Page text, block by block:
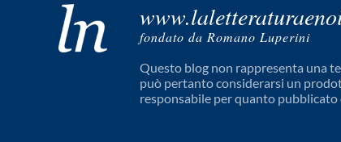
fondato da Romano Luperini
Questo blog non rappresenta una
può pertanto considerarsi un
responsabile per quanto